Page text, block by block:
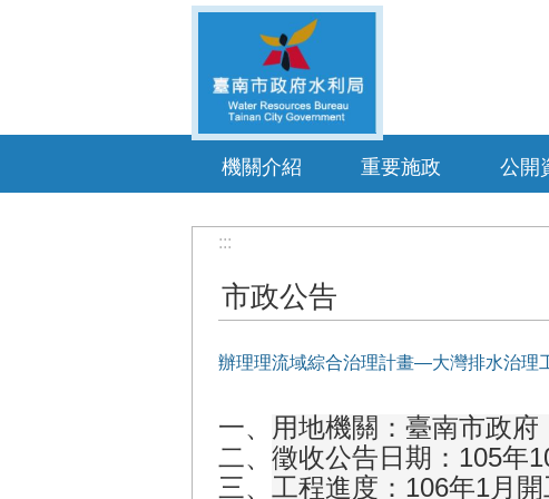
機關介紹 重要施政 公開
:::
市政公告
辦理理流域綜合治理計畫—大灣排水治理
一、 用地機關：臺南市政府
二、 徵收公告日期：105年
三、 工程進度：106年1月開